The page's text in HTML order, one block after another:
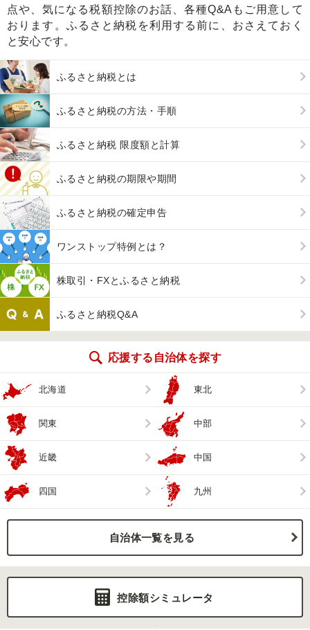
点や、気になる税額控除のお話、各種Q&Aもご用意して
おります。ふるさと納税を利用する前に、おさえておく
と安心です。
ふるさと納税とは
ふるさと納税の方法・手順
ふるさと納税 限度額と計算
ふるさと納税の期限や期間
ふるさと納税の確定申告
ワンストップ特例とは？
株取引・FXとふるさと納税
ふるさと納税Q&A
応援する自治体を探す
北海道 東北
関東 中部
近畿 中国
四国 九州
自治体一覧を見る
控除額シミュレータ